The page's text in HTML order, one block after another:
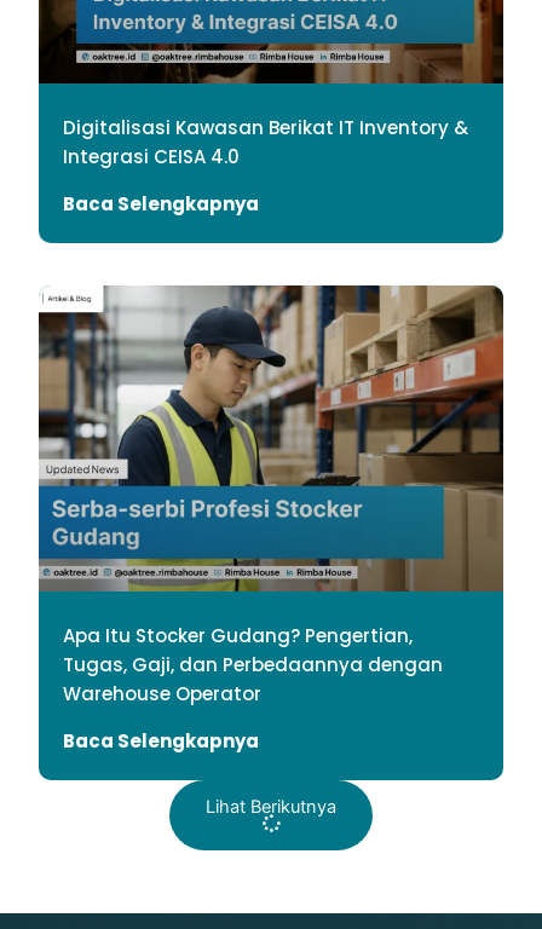
Digitalisasi Kawasan Berikat IT Inventory &
Integrasi CEISA 4.0
Baca Selengkapnya
Apa Itu Stocker Gudang? Pengertian,
Tugas, Gaji, dan Perbedaannya dengan
Warehouse Operator
Baca Selengkapnya
Lihat Berikutnya